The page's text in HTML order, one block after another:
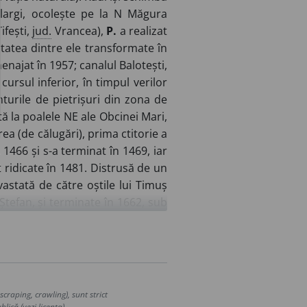
ocolește pe la N Măgura
Țifești, jud. Vrancea), P. a realizat
dintre ele transformate în
în 1957; canalul Balotești,
cursul inferior, în timpul verilor
de pietrișuri din zona de
la poalele NE ale Obcinei Mari,
(de călugări), prima ctitorie a
și s-a terminat în 1469, iar
în 1481. Distrusă de un
de către oștile lui Timuș
și terminate în 1662, sub
Mănăstirea
(1757) aici o Academie
crawling), sunt strict